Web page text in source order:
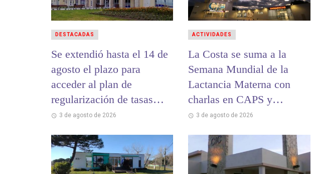
Se extendió hasta el 14 de
agosto el plazo para
acceder al plan de
regularización de tasas
municipales
3 de agosto de 2026
DESTACADAS
La Costa se suma a la
Semana Mundial de la
Lactancia Materna con
charlas en CAPS y
hospitales
3 de agosto de 2026
ACTIVIDADES